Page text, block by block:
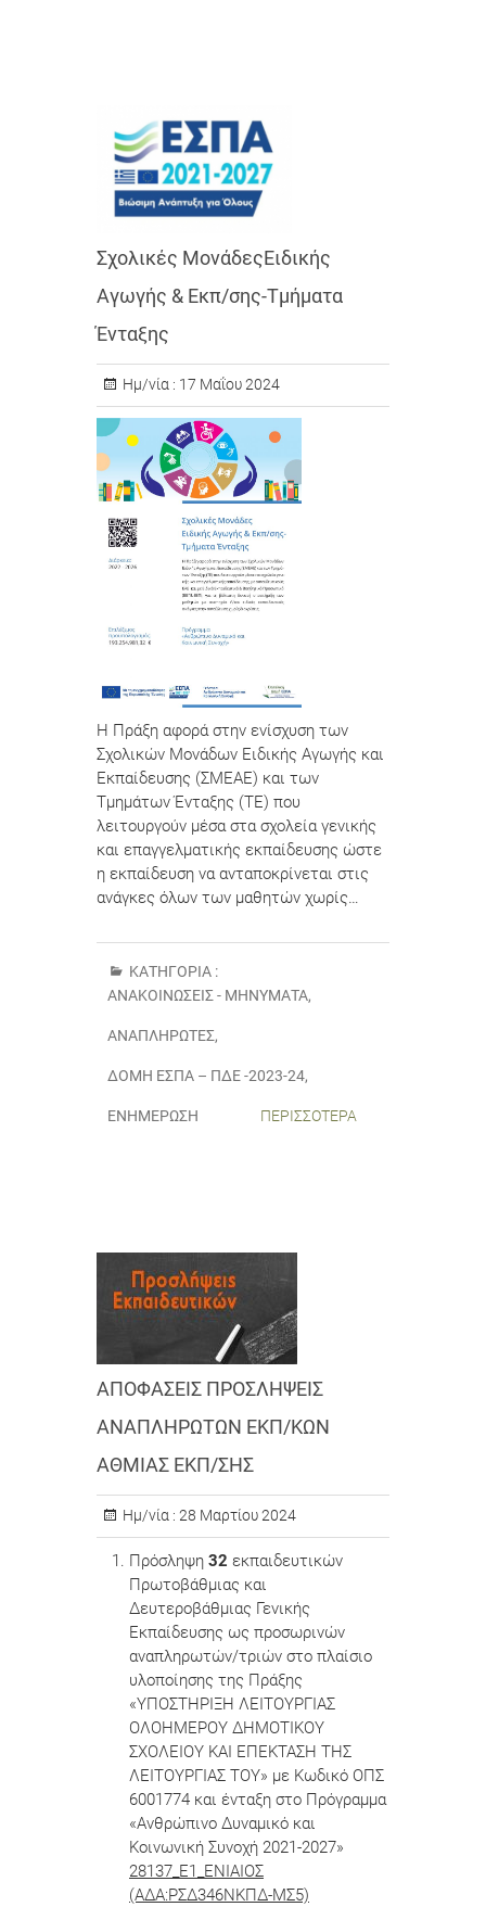
Σχολικές ΜονάδεςΕιδικής
Αγωγής & Εκπ/σης-Τμήματα
Ένταξης
Ημ/νία : 17 Μαΐου 2024
Η Πράξη αφορά στην ενίσχυση των
Σχολικών Μονάδων Ειδικής Αγωγής και
Εκπαίδευσης (ΣΜΕΑΕ) και των
Τμημάτων Ένταξης (ΤΕ) που
λειτουργούν μέσα στα σχολεία γενικής
και επαγγελματικής εκπαίδευσης ώστε
η εκπαίδευση να ανταποκρίνεται στις
ανάγκες όλων των μαθητών χωρίς…
ΚΑΤΗΓΟΡΊΑ :
ΑΝΑΚΟΙΝΏΣΕΙΣ - ΜΗΝΎΜΑΤΑ,
ΑΝΑΠΛΗΡΩΤΈΣ,
ΔΟΜΉ ΕΣΠΑ – ΠΔΕ -2023-24,
ΕΝΗΜΈΡΩΣΗ ΠΕΡΙΣΣΌΤΕΡΑ
ΑΠΟΦΑΣΕΙΣ ΠΡΟΣΛΗΨΕΙΣ
ΑΝΑΠΛΗΡΩΤΩΝ ΕΚΠ/ΚΩΝ
ΑΘΜΙΑΣ ΕΚΠ/ΣΗΣ
Ημ/νία : 28 Μαρτίου 2024
Πρόσληψη 32 εκπαιδευτικών
Πρωτοβάθμιας και
Δευτεροβάθμιας Γενικής
Εκπαίδευσης ως προσωρινών
αναπληρωτών/τριών στο πλαίσιο
υλοποίησης της Πράξης
«ΥΠΟΣΤΗΡΙΞΗ ΛΕΙΤΟΥΡΓΙΑΣ
ΟΛΟΗΜΕΡΟΥ ΔΗΜΟΤΙΚΟΥ
ΣΧΟΛΕΙΟΥ ΚΑΙ ΕΠΕΚΤΑΣΗ ΤΗΣ
ΛΕΙΤΟΥΡΓΙΑΣ ΤΟΥ» με Κωδικό ΟΠΣ
6001774 και ένταξη στο Πρόγραμμα
«Ανθρώπινο Δυναμικό και
Κοινωνική Συνοχή 2021-2027»
28137_Ε1_ΕΝΙΑΙΟΣ
(ΑΔΑ:ΡΣΔ346ΝΚΠΔ-ΜΣ5)